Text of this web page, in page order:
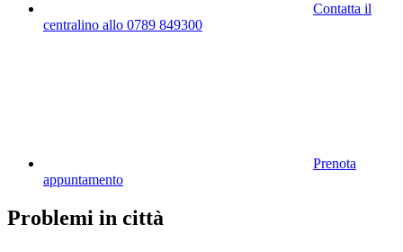
Contatta il
centralino allo 0789 849300
Prenota
appuntamento
Problemi in città